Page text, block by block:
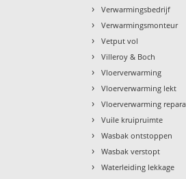
› Verwarmingsbedrijf
› Verwarmingsmonteur
› Vetput vol
› Villeroy & Boch
› Vloerverwarming
› Vloerverwarming lekt
› Vloerverwarming
› Vuile kruipruimte
› Wasbak ontstoppen
› Wasbak verstopt
› Waterleiding lekkage